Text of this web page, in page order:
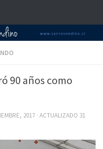
90 años como
2017 · ACTUALIZADO 31